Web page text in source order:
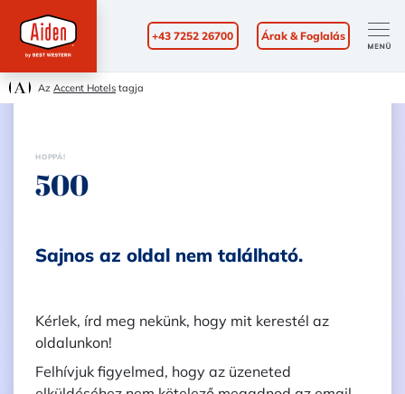
Az Accent Hotels tagja
+43 7252 26700 Árak & Foglalás
HOPPÁ!
500
Sajnos az oldal nem található.
Kérlek, írd meg nekünk, hogy mit kerestél az
oldalunkon!
Felhívjuk figyelmed, hogy az üzeneted